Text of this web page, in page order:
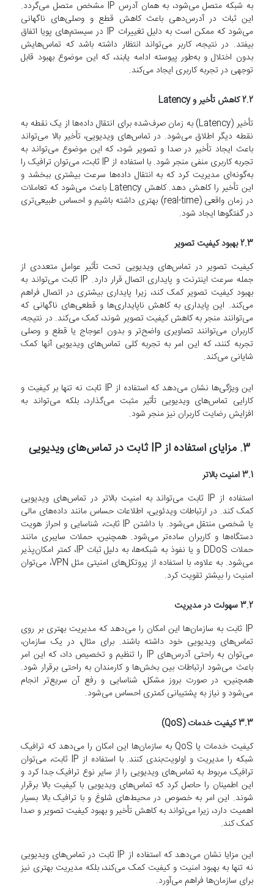
به شبکه متصل می‌شود، به همان آدرس IP مشخص متصل می‌گردد.
این ثبات در آدرس‌دهی باعث کاهش قطع و وصلی‌های ناگهانی
می‌شود که ممکن است به دلیل تغییرات IP در سیستم‌های پویا اتفاق
بیفتد. در نتیجه، کاربر می‌تواند انتظار داشته باشد که تماس‌هایش
بدون اختلال و به‌طور پیوسته ادامه یابند، که این موضوع بهبود قابل
توجهی در تجربه کاربری ایجاد می‌کند.
2.2 کاهش تأخیر و Latency
تأخیر (Latency) به زمان صرف‌شده برای انتقال داده‌ها از یک نقطه به
نقطه دیگر اطلاق می‌شود. در تماس‌های ویدیویی، تأخیر بالا می‌تواند
باعث ایجاد تأخیر در صدا و تصویر شود، که این موضوع می‌تواند به
تجربه کاربری منفی منجر شود. با استفاده از IP ثابت، می‌توان ترافیک را
به‌گونه‌ای مدیریت کرد که به انتقال داده‌ها سرعت بیشتری ببخشد و
این تأخیر را کاهش دهد. کاهش Latency باعث می‌شود که تعاملات
در زمان واقعی (real-time) بهتری داشته باشیم و احساس طبیعی‌تری
در گفتگوها ایجاد شود.
2.3 بهبود کیفیت تصویر
کیفیت تصویر در تماس‌های ویدیویی تحت تأثیر عوامل متعددی از
جمله سرعت اینترنت و پایداری اتصال قرار دارد. IP ثابت می‌تواند به
بهبود کیفیت تصویر کمک کند، زیرا پایداری بیشتری در اتصال فراهم
می‌کند. این پایداری به کاهش ناپایداری‌ها و قطعی‌های ناگهانی که
می‌توانند منجر به کاهش کیفیت تصویر شوند، کمک می‌کند. در نتیجه،
کاربران می‌توانند تصاویری واضح‌تر و بدون اعوجاج یا قطع و وصلی
تجربه کنند، که این امر به تجربه کلی تماس‌های ویدیویی آنها کمک
شایانی می‌کند.
این ویژگی‌ها نشان می‌دهد که استفاده از IP ثابت نه تنها بر کیفیت و
کارایی تماس‌های ویدیویی تأثیر مثبت می‌گذارد، بلکه می‌تواند به
افزایش رضایت کاربران نیز منجر شود.
3. مزایای استفاده از IP ثابت در تماس‌های ویدیویی
3.1 امنیت بالاتر
استفاده از IP ثابت می‌تواند به امنیت بالاتر در تماس‌های ویدیویی
کمک کند. در ارتباطات ویدئویی، اطلاعات حساس مانند داده‌های مالی
یا شخصی منتقل می‌شود. با داشتن IP ثابت، شناسایی و احراز هویت
دستگاه‌ها و کاربران ساده‌تر می‌شود. همچنین، حملات سایبری مانند
حملات DDoS و یا نفوذ به شبکه‌ها، به دلیل ثبات IP، کمتر امکان‌پذیر
می‌شود. به علاوه، با استفاده از پروتکل‌های امنیتی مثل VPN، می‌توان
امنیت را بیشتر تقویت کرد.
3.2 سهولت در مدیریت
IP ثابت به سازمان‌ها این امکان را می‌دهد که مدیریت بهتری بر روی
تماس‌های ویدیویی خود داشته باشند. برای مثال، در یک سازمان،
می‌توان به راحتی آدرس‌های IP را تنظیم و تخصیص داد، که این امر
باعث می‌شود ارتباطات بین بخش‌ها و کارمندان به راحتی برقرار شود.
همچنین، در صورت بروز مشکل، شناسایی و رفع آن سریع‌تر انجام
می‌شود و نیاز به پشتیبانی کمتری احساس می‌شود.
3.3 کیفیت خدمات (QoS)
کیفیت خدمات یا QoS به سازمان‌ها این امکان را می‌دهد که ترافیک
شبکه را مدیریت و اولویت‌بندی کنند. با استفاده از IP ثابت، می‌توان
ترافیک مربوط به تماس‌های ویدیویی را از سایر نوع ترافیک جدا کرد و
این اطمینان را حاصل کرد که تماس‌های ویدیویی با کیفیت بالا برقرار
شوند. این امر به خصوص در محیط‌های شلوغ و با ترافیک بالا بسیار
اهمیت دارد، زیرا می‌تواند به کاهش تأخیر و بهبود کیفیت تصویر و صدا
کمک کند.
این مزایا نشان می‌دهد که استفاده از IP ثابت در تماس‌های ویدیویی
نه تنها به بهبود امنیت و کیفیت کمک می‌کند، بلکه مدیریت بهتری نیز
برای سازمان‌ها فراهم می‌آورد.